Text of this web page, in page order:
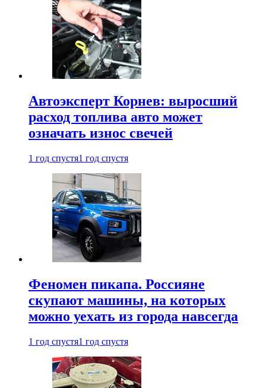
Автоэксперт Корнев: выросший
расход топлива авто может
означать износ свечей
1 год спустя1 год спустя
Феномен пикапа. Россияне
скупают машины, на которых
можно уехать из города навсегда
1 год спустя1 год спустя